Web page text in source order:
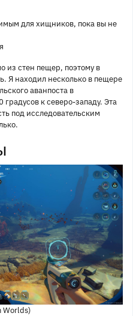
для хищников, пока вы не
из стен пещер, поэтому в
Я находил несколько в пещере
аванпоста в
к северо-западу. Эта
под исследовательским
Worlds)